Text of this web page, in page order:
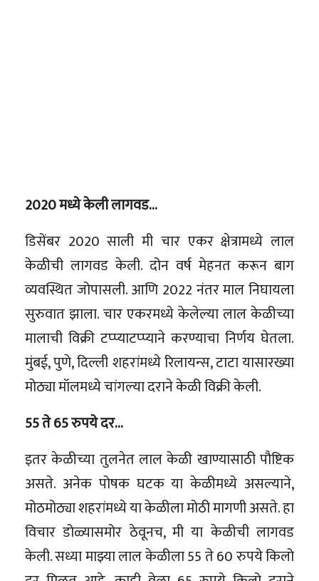
2020 मध्ये केली लागवड…
डिसेंबर 2020 साली मी चार एकर क्षेत्रामध्ये लाल
केळीची लागवड केली. दोन वर्ष मेहनत करून बाग
व्यवस्थित जोपासली. आणि 2022 नंतर माल निघायला
सुरुवात झाला. चार एकरमध्ये केलेल्या लाल केळीच्या
मालाची विक्री टप्प्याटप्प्याने करण्याचा निर्णय घेतला.
मुंबई, पुणे, दिल्ली शहरांमध्ये रिलायन्स, टाटा यासारख्या
मोठ्या मॉलमध्ये चांगल्या दराने केळी विक्री केली.
55 ते 65 रुपये दर…
इतर केळीच्या तुलनेत लाल केळी खाण्यासाठी पौष्टिक
असते. अनेक पोषक घटक या केळीमध्ये असल्याने,
मोठमोठ्या शहरांमध्ये या केळीला मोठी मागणी असते. हा
विचार डोळ्यासमोर ठेवूनच, मी या केळीची लागवड
केली. सध्या माझ्या लाल केळीला 55 ते 60 रुपये किलो